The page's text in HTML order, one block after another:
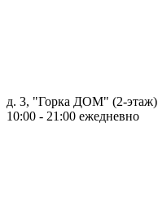
д. 3, "Горка ДОМ" (2-этаж)
10:00 - 21:00 ежедневно